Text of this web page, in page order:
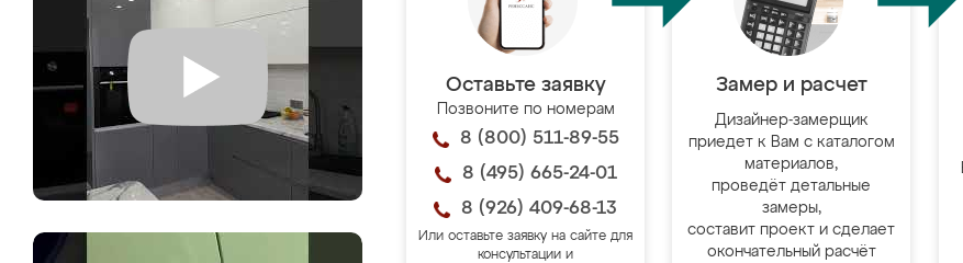
Оставьте заявку
Позвоните по номерам
8 (800) 511-89-55
8 (495) 665-24-01
8 (926) 409-68-13
Или оставьте заявку на сайте для
консультации и
Замер и расчет
Дизайнер-замерщик
приедет к Вам с каталогом
материалов,
проведёт детальные
замеры,
составит проект и сделает
окончательный расчёт